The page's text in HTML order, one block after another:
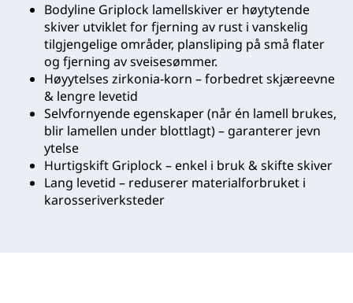
Bodyline Griplock lamellskiver er høytytende
skiver utviklet for fjerning av rust i vanskelig
tilgjengelige områder, plansliping på små flater
og fjerning av sveisesømmer.
Høyytelses zirkonia‑korn – forbedret skjæreevne
& lengre levetid
Selvfornyende egenskaper (når én lamell brukes,
blir lamellen under blottlagt) – garanterer jevn
ytelse
Hurtigskift Griplock – enkel i bruk & skifte skiver
Lang levetid – reduserer materialforbruket i
karosseriverksteder